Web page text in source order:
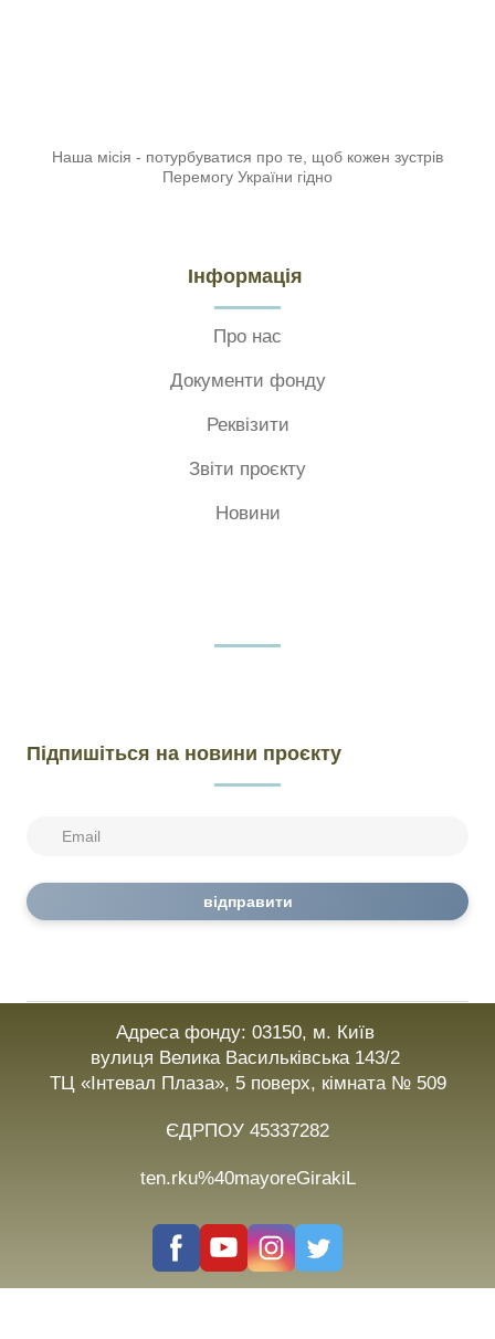
Наша місія - потурбуватися про те, щоб кожен зустрів
Перемогу України гідно
Інформація
Про нас
Документи фонду
Реквізити
Звіти проєкту
Новини
Підпишіться на новини проєкту
відправити
Адреса фонду: 03150, м. Київ
вулиця Велика Васильківська 143/2
ТЦ «Інтевал Плаза», 5 поверх, кімната № 509
ЄДРПОУ 45337282
ten.rku%40mayoreGirakiL